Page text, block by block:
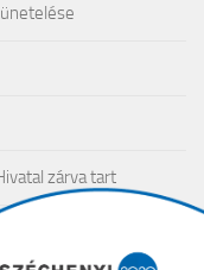
zárva tart